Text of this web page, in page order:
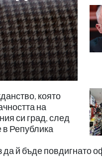
която
на
си град, след
в Република
да й бъде повдигнато